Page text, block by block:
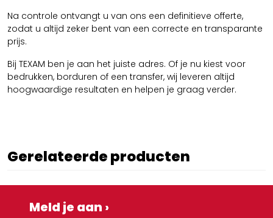
Na controle ontvangt u van ons een definitieve offerte,
zodat u altijd zeker bent van een correcte en transparante
prijs.
Bij TEXAM ben je aan het juiste adres. Of je nu kiest voor
bedrukken, borduren of een transfer, wij leveren altijd
hoogwaardige resultaten en helpen je graag verder.
Gerelateerde producten
Meld je aan ›